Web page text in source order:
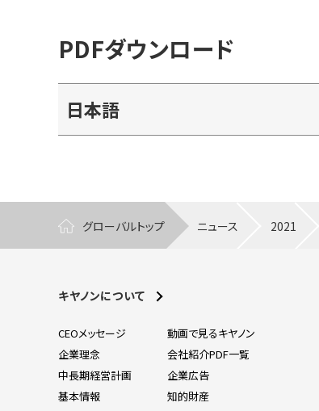
PDFダウンロード
日本語
グローバルトップ ニュース 2021
キヤノンについて
CEOメッセージ
企業理念
中長期経営計画
基本情報
動画で見るキヤノン
会社紹介PDF一覧
企業広告
知的財産